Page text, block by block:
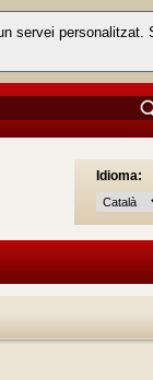
servei personalitzat.
Idioma: